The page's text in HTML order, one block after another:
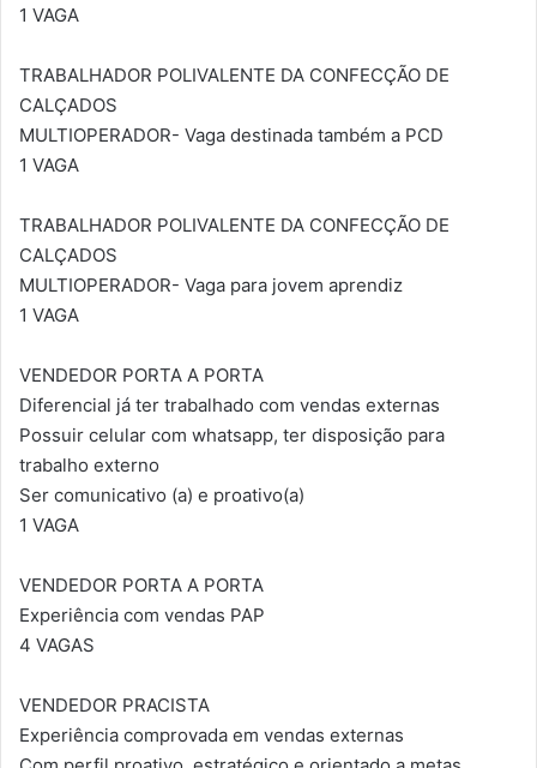
1 VAGA
TRABALHADOR POLIVALENTE DA CONFECÇÃO DE
CALÇADOS
MULTIOPERADOR- Vaga destinada também a PCD
1 VAGA
TRABALHADOR POLIVALENTE DA CONFECÇÃO DE
CALÇADOS
MULTIOPERADOR- Vaga para jovem aprendiz
1 VAGA
VENDEDOR PORTA A PORTA
Diferencial já ter trabalhado com vendas externas
Possuir celular com whatsapp, ter disposição para
trabalho externo
Ser comunicativo (a) e proativo(a)
1 VAGA
VENDEDOR PORTA A PORTA
Experiência com vendas PAP
4 VAGAS
VENDEDOR PRACISTA
Experiência comprovada em vendas externas